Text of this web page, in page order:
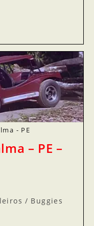
- PE
– PE –
/ Buggies